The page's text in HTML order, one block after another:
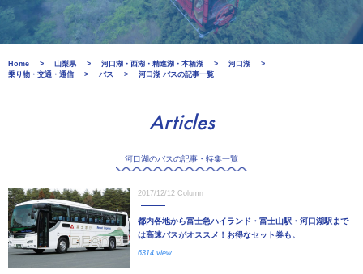
Home 山梨県 河口湖・西湖・精進湖・本栖湖
河口湖
乗り物・交通・通信
バス 河口湖 バスの記事一覧
Articles
河口湖のバスの記事・特集一覧
2017/12/12 Column
都内各地から富士急ハイランド・富士山駅・河口湖駅まで
は高速バスがオススメ！お得なセット券も。
6314 view